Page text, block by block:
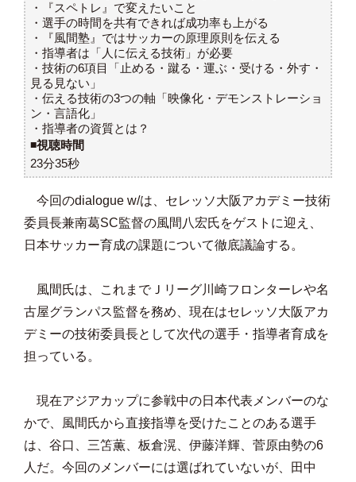
・『スペトレ』で変えたいこと
・選手の時間を共有できれば成功率も上がる
・『風間塾』ではサッカーの原理原則を伝える
・指導者は「人に伝える技術」が必要
・技術の6項目「止める・蹴る・運ぶ・受ける・外す・
見る見ない」
・伝える技術の3つの軸「映像化・デモンストレーショ
ン・言語化」
・指導者の資質とは？
◾️視聴時間
23分35秒
今回のdialogue w/は、セレッソ大阪アカデミー技術
委員長兼南葛SC監督の風間八宏氏をゲストに迎え、
日本サッカー育成の課題について徹底議論する。
風間氏は、これまでＪリーグ川崎フロンターレや名
古屋グランパス監督を務め、現在はセレッソ大阪アカ
デミーの技術委員長として次代の選手・指導者育成を
担っている。
現在アジアカップに参戦中の日本代表メンバーのな
かで、風間氏から直接指導を受けたことのある選手
は、谷口、三笘薫、板倉滉、伊藤洋輝、菅原由勢の6
人だ。今回のメンバーには選ばれていないが、田中